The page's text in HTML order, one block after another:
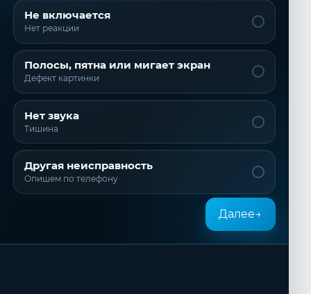
Не включается
Нет реакции
Полосы, пятна или мигает экран
Дефект картинки
Нет звука
Тишина
Другая неисправность
Опишем по телефону
Далее→